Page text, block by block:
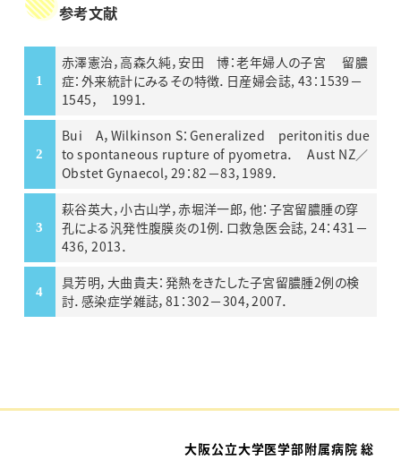
参考文献
赤澤憲治，高森久純，安田 博：老年婦人の子宮 留膿
症：外来統計にみるその特徴．日産婦会誌, 43：1539－
1545， 1991．
Bui A，Wilkinson S：Generalized peritonitis due
to spontaneous rupture of pyometra． Aust NZ／
Obstet Gynaecol，29：82－83，1989．
萩谷英大，小古山学，赤堀洋一郎，他：子宮留膿腫の穿
孔による汎発性腹膜炎の1例．口救急医会誌, 24：431－
436, 2013．
具芳明，大曲貴夫：発熱をきたした子宮留膿腫2例の検
討．感染症学雑誌，81：302－304，2007．
大阪公立大学医学部附属病院 総